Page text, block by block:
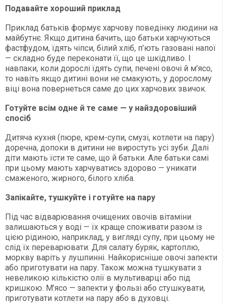
Подавайте хороший приклад
Приклад батьків формує харчову поведінку людини на
майбутнє. Якщо дитина бачить, що батьки харчуються
фастфудом, їдять чіпси, білий хліб, п’ють газовані напої
— складно буде переконати її, що це шкідливо. І
навпаки, коли дорослі їдять супи, печені овочі й м’ясо,
то навіть якщо дитині вони не смакують, у дорослому
віці вона повернеться саме до цих харчових звичок.
Готуйте всім одне й те саме — у найздоровіший
спосіб
Дитяча кухня (пюре, крем-супи, смузі, котлети на пару)
доречна, допоки в дитини не виростуть усі зуби. Далі
діти мають їсти те саме, що й батьки. Але батьки самі
при цьому мають харчуватись здорово — уникати
смаженого, жирного, білого хліба.
Запікайте, тушкуйте і готуйте на пару
Під час відварювання очищених овочів вітаміни
залишаються у воді — їх краще споживати разом із
цією рідиною, наприклад, у вигляді супу, при цьому не
слід їх переварювати. Для салату буряк, картоплю,
моркву варіть у лушпинні. Найкорисніше овочі запекти
або приготувати на пару. Також можна тушкувати з
невеликою кількістю олії в мультиварці або під
кришкою. М’ясо — запекти у фользі або стушкувати,
приготувати котлети на пару або в духовці.